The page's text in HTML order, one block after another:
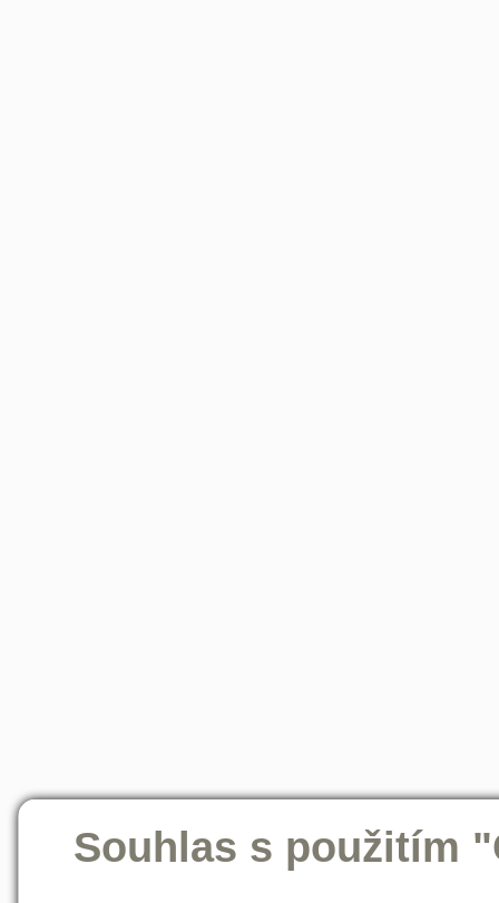
Souhlas s použitím